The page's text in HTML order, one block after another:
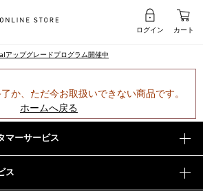
ログイン カート
アップグレードプログラム開催中
か、ただ今お取扱いできない商品です。
ホームへ戻る
マーサービス
ス